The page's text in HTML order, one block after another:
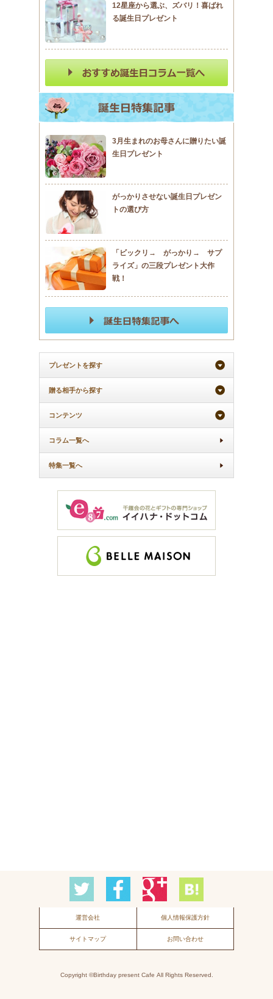
12星座から選ぶ、ズバリ！喜ばれ
る誕生日プレゼント
3月生まれのお母さんに贈りたい誕
生日プレゼント
がっかりさせない誕生日プレゼン
トの選び方
「ビックリ→ がっかり→ サプ
ライズ」の三段プレゼント大作
戦！
プレゼントを探す
贈る相手から探す
コンテンツ
コラム一覧へ
特集一覧へ
運営会社 個人情報保護方針
サイトマップ お問い合わせ
Copyright ©Birthday present Cafe All Rights Reserved.